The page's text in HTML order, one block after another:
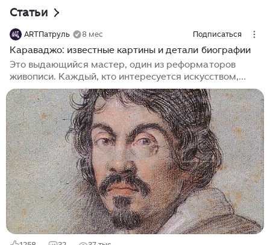
Статьи
ARTПатруль 8 мес Подписаться
Караваджо: известные картины и детали биографии
Это выдающийся мастер, один из реформаторов
живописи. Каждый, кто интересуется искусством,
знаком с его именем. Все знают, что современники
критиковали его за реализм, а публика была
шокирована тем, что он изображал святых с лиц
нищих и куртизанок. Его характер был настолько
взрывным, что в одной из ссор он совершил убийство.
Подобно изображенным им юношам, он испытывал
влечение к ним. Его драматическая игра света стала
важным уроком для будущих мастеров фотографии.
И даже его полное имя – Микеланджело Меризи да
Караваджо, известно многим...